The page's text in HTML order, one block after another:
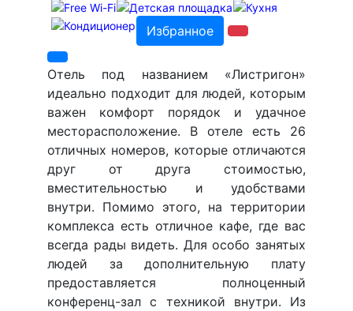
Избранное
Отель под названием «Листригон»
идеально подходит для людей, которым
важен комфорт порядок и удачное
месторасположение. В отеле есть 26
отличных номеров, которые отличаются
друг от друга стоимостью,
вместительностью и удобствами
внутри. Помимо этого, на территории
комплекса есть отличное кафе, где вас
всегда рады видеть. Для особо занятых
людей за дополнительную плату
предоставляется полноценный
конференц-зал с техникой внутри. Из